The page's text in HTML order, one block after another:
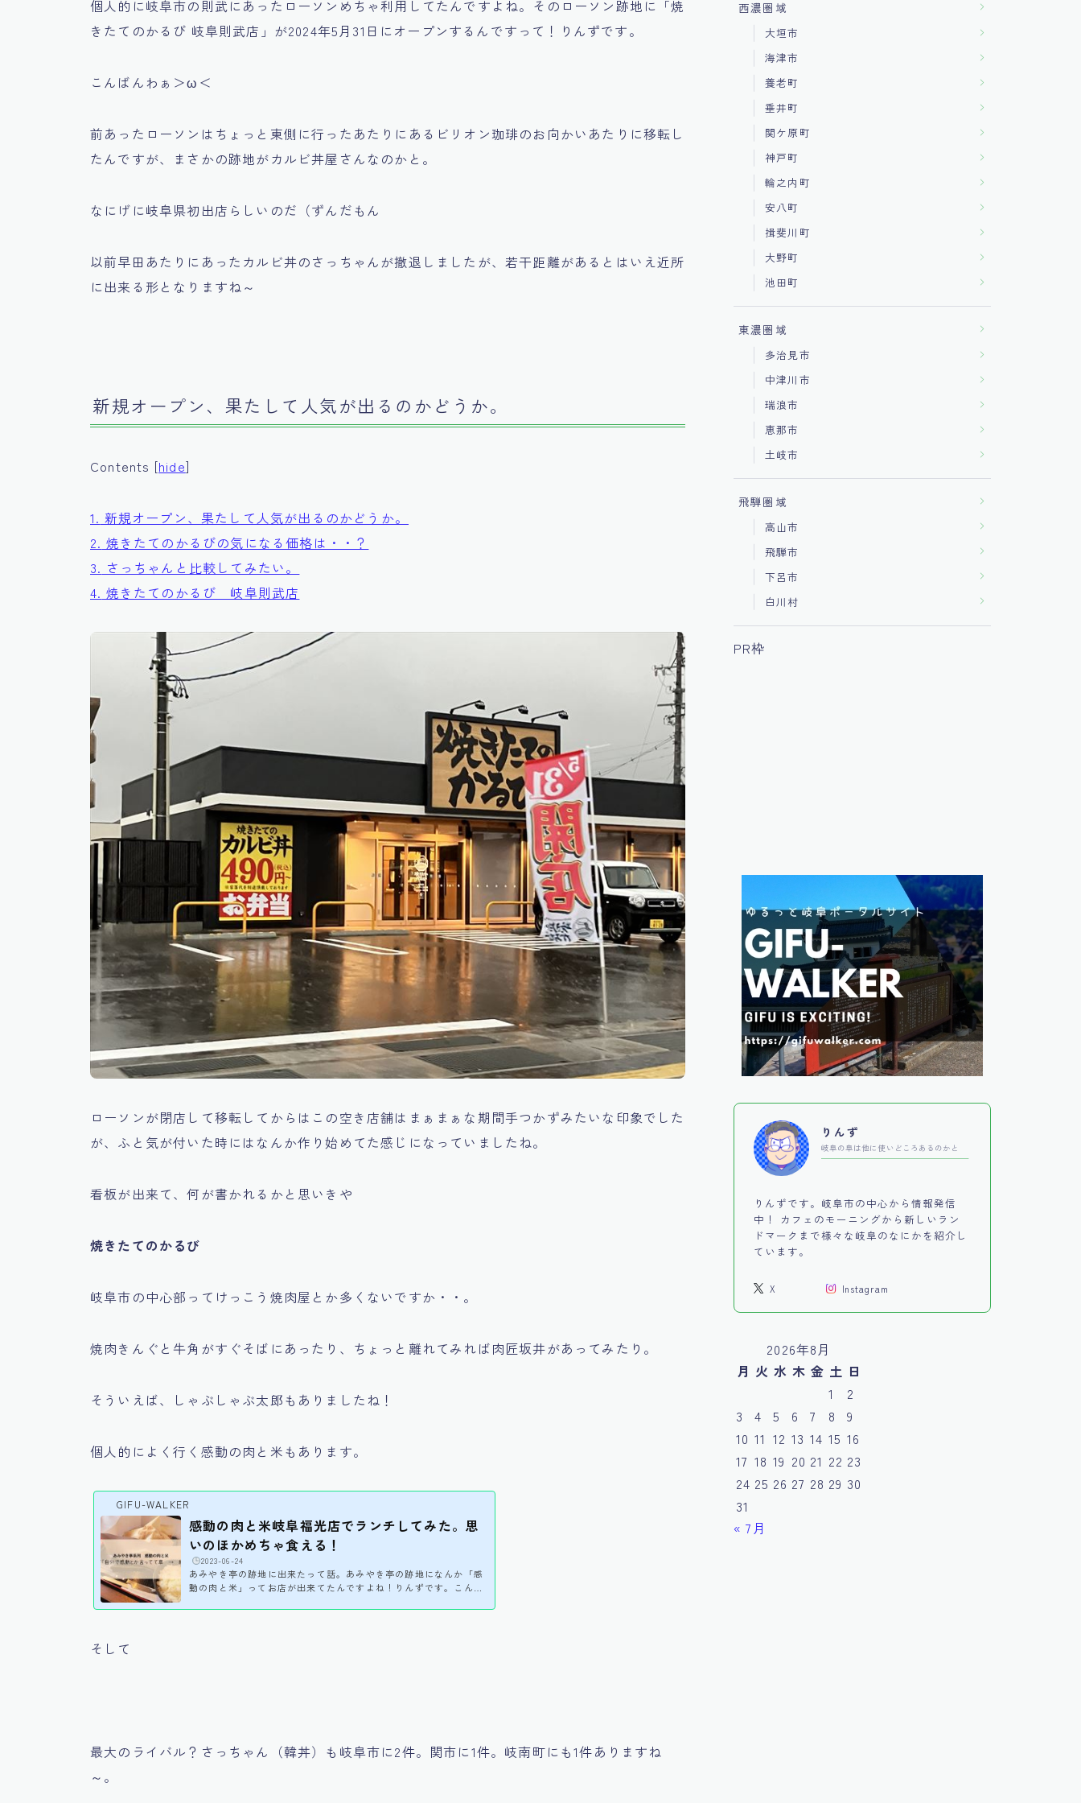
個人的に岐阜市の則武にあったローソンめちゃ利用してたんですよね。そのローソン跡地に「焼
きたてのかるび 岐阜則武店」が2024年5月31日にオープンするんですって！りんずです。
こんばんわぁ＞ω＜
前あったローソンはちょっと東側に行ったあたりにあるビリオン珈琲のお向かいあたりに移転し
たんですが、まさかの跡地がカルビ丼屋さんなのかと。
なにげに岐阜県初出店らしいのだ（ずんだもん
以前早田あたりにあったカルビ丼のさっちゃんが撤退しましたが、若干距離があるとはいえ近所
に出来る形となりますね～
新規オープン、果たして人気が出るのかどうか。
Contents [hide]
1. 新規オープン、果たして人気が出るのかどうか。
2. 焼きたてのかるびの気になる価格は・・？
3. さっちゃんと比較してみたい。
4. 焼きたてのかるび 岐阜則武店
ローソンが閉店して移転してからはこの空き店舗はまぁまぁな期間手つかずみたいな印象でした
が、ふと気が付いた時にはなんか作り始めてた感じになっていましたね。
看板が出来て、何が書かれるかと思いきや
焼きたてのかるび
岐阜市の中心部ってけっこう焼肉屋とか多くないですか・・。
焼肉きんぐと牛角がすぐそばにあったり、ちょっと離れてみれば肉匠坂井があってみたり。
そういえば、しゃぶしゃぶ太郎もありましたね！
個人的によく行く感動の肉と米もあります。
GIFU-WALKER
感動の肉と米岐阜福光店でランチしてみた。思
いのほかめちゃ食える！
️2023-06-24
あみやき亭の跡地に出来たって話。あみやき亭の跡地になんか「感
動の肉と米」ってお店が出来てたんですよね！りんずです。こんば
そして
最大のライバル？さっちゃん（韓丼）も岐阜市に2件。関市に1件。岐南町にも1件ありますね
～。
西濃圏域
大垣市
海津市
養老町
垂井町
関ケ原町
神戸町
輪之内町
安八町
揖斐川町
大野町
池田町
東濃圏域
多治見市
中津川市
瑞浪市
恵那市
土岐市
飛騨圏域
高山市
飛騨市
下呂市
白川村
PR枠
りんず
岐阜の阜は他に使いどころあるのかと
りんずです。岐阜市の中心から情報発信
中！ カフェのモーニングから新しいラン
ドマークまで様々な岐阜のなにかを紹介し
ています。
X Instagram
2026年8月
月 火 水 木 金 土 日
1
2
3
4 5 6 7 8
9
10 11 12 13 14 15 16
17 18 19 20 21 22 23
24 25 26 27 28 29 30
31
« 7月